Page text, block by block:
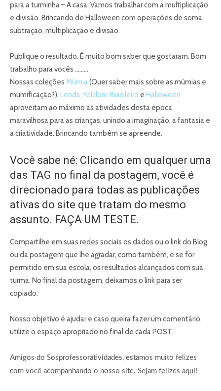
para a turminha – A casa. Vamos trabalhar com a multiplicação
e divisão. Brincando de Halloween com operações de soma,
subtração, multiplicação e divisão.
Publique o resultado. É muito bom saber que gostaram. Bom
trabalho para vocês ………
Nossas coleções Múmia(Quer saber mais sobre as múmias e
mumificação?), Lenda, Folclore Brasileiro e Halloween
aproveitam ao máximo as atividades desta época
maravilhosa para as crianças, unindo a imaginação, a fantasia e
a criatividade. Brincando também se apreende.
Você sabe né: Clicando em qualquer uma
das TAG no final da postagem, você é
direcionado para todas as publicações
ativas do site que tratam do mesmo
assunto. FAÇA UM TESTE.
Compartilhe em suas redes sociais os dados ou o link do Blog
ou da postagem que lhe agradar, como também, e se for
permitido em sua escola, os resultados alcançados com sua
turma. No final da postagem, deixamos o link para ser
copiado.
Nosso objetivo é ajudar e caso queira fazer um comentário,
utilize o espaço apropriado no final de cada POST.
Amigos do Sosprofessoratividades, estamos muito felizes
com você acompanhando o nosso site. Sejam felizes aqui!